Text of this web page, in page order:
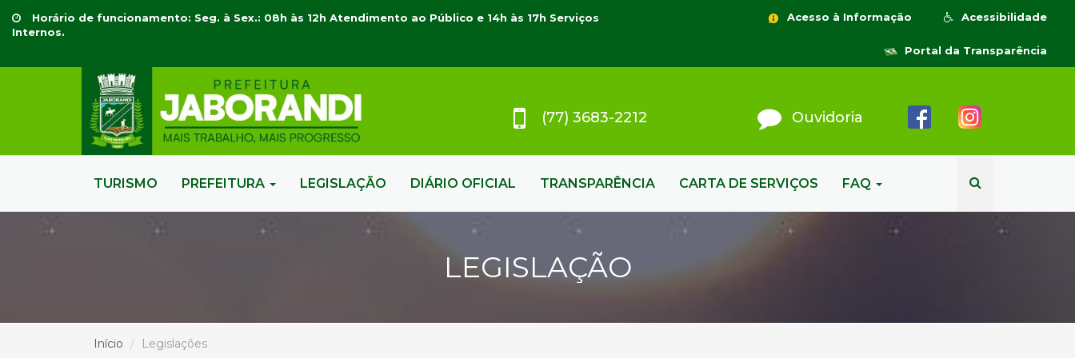
Horário de funcionamento: Seg. à Sex.: 08h às 12h Atendimento ao Público e 14h às 17h Serviços
Internos.
Acessibilidade
Acesso à Informação
Portal da Transparência
(77) 3683-2212 Ouvidoria
TURISMO PREFEITURA LEGISLAÇÃO DIÁRIO OFICIAL TRANSPARÊNCIA CARTA DE SERVIÇOS FAQ
LEGISLAÇÃO
Início Legislações